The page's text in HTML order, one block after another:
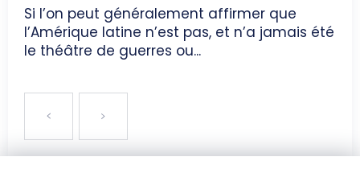
Si l’on peut généralement affirmer que
l’Amérique latine n’est pas, et n’a jamais été
le théâtre de guerres ou...